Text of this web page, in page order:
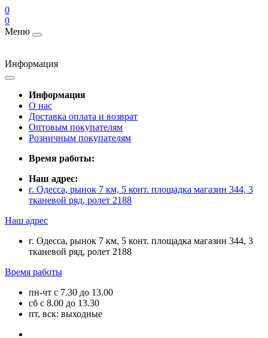
0
0
Меню
Информация
Информация
О нас
Доставка оплата и возврат
Оптовым покупателям
Розничным покупателям
Время работы:
Наш адрес:
г. Одесса, рынок 7 км, 5 конт. площадка магазин 344, 3
тканевой ряд, ролет 2188
Наш адрес
г. Одесса, рынок 7 км, 5 конт. площадка магазин 344, 3
тканевой ряд, ролет 2188
Время работы
пн-чт с 7.30 до 13.00
сб с 8.00 до 13.30
пт, вск: выходные